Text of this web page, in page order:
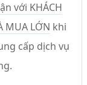
với KHÁCH
MUA LỚN khi
cấp dịch vụ